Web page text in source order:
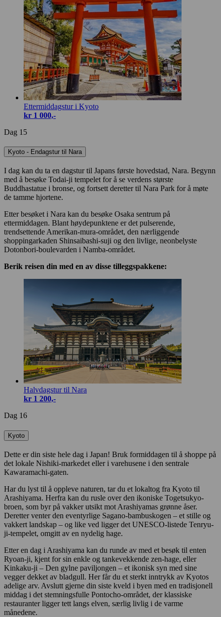
Ettermiddagstur i Kyoto
kr 1 000,-
Dag 15
Kyoto - Endagstur til Nara
I dag kan du ta en dagstur til Japans første hovedstad, Nara. Begynn
med å besøke Todai-ji tempelet for å se verdens største
Buddhastatue i bronse, og fortsett deretter til Nara Park for å møte
de tamme hjortene.
Etter besøket i Nara kan du besøke Osaka sentrum på
ettermiddagen. Blant høydepunktene er det pulserende,
trendsettende Amerikan-mura-området, den nærliggende
shoppingarkaden Shinsaibashi-suji og den livlige, neonbelyste
Dotonbori-boulevarden i Namba-området.
Berik reisen din med en av disse tilleggspakkene:
Halvdagstur til Nara
kr 1 200,-
Dag 16
Kyoto
Dette er din siste hele dag i Japan! Bruk formiddagen til å shoppe på
det lokale Nishiki-markedet eller i varehusene i den sentrale
Kawaramachi-gaten.
Har du lyst til å oppleve naturen, tar du et lokaltog fra Kyoto til
Arashiyama. Herfra kan du rusle over den ikoniske Togetsukyo-
broen, som byr på vakker utsikt mot Arashiyamas grønne åser.
Deretter venter den eventyrlige Sagano-bambuskogen – et stille og
vakkert landskap – og like ved ligger det UNESCO-listede Tenryu-
ji-tempelet, omgitt av en nydelig hage.
Etter en dag i Arashiyama kan du runde av med et besøk til enten
Ryoan-ji, kjent for sin enkle og tankevekkende zen-hage, eller
Kinkaku-ji – Den gylne paviljongen – et ikonisk syn med sine
vegger dekket av bladgull. Her får du et sterkt inntrykk av Kyotos
adelige arv. Avslutt gjerne din siste kveld i byen med en tradisjonell
middag i det stemningsfulle Pontocho-området, der klassiske
restauranter ligger tett langs elven, særlig livlig i de varme
månedene.